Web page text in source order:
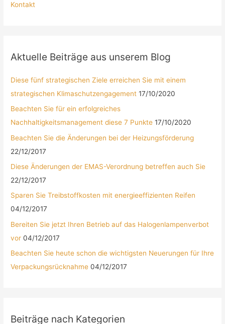
Kontakt
Aktuelle Beiträge aus unserem Blog
Diese fünf strategischen Ziele erreichen Sie mit einem
strategischen Klimaschutzengagement 17/10/2020
Beachten Sie für ein erfolgreiches
Nachhaltigkeitsmanagement diese 7 Punkte 17/10/2020
Beachten Sie die Änderungen bei der Heizungsförderung
22/12/2017
Diese Änderungen der EMAS-Verordnung betreffen auch Sie
22/12/2017
Sparen Sie Treibstoffkosten mit energieeffizienten Reifen
04/12/2017
Bereiten Sie jetzt Ihren Betrieb auf das Halogenlampenverbot
vor 04/12/2017
Beachten Sie heute schon die wichtigsten Neuerungen für Ihre
Verpackungsrücknahme 04/12/2017
Beiträge nach Kategorien